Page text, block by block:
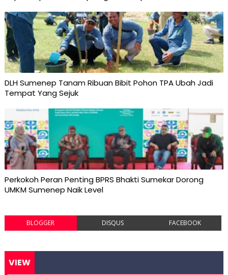
DLH Sumenep Tanam Ribuan Bibit Pohon TPA Ubah Jadi
Tempat Yang Sejuk
Perkokoh Peran Penting BPRS Bhakti Sumekar Dorong
UMKM Sumenep Naik Level
BLOGGER DISQUS FACEBOOK
VIEW